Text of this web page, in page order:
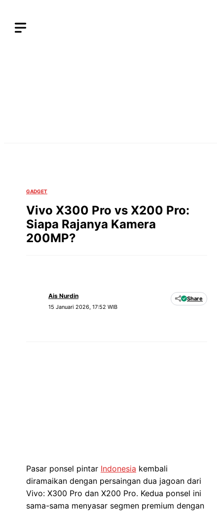
GADGET
Vivo X300 Pro vs X200 Pro:
Siapa Rajanya Kamera
200MP?
Ais Nurdin
15 Januari 2026, 17:52 WIB
Share
Pasar ponsel pintar Indonesia kembali
diramaikan dengan persaingan dua jagoan dari
Vivo: X300 Pro dan X200 Pro. Kedua ponsel ini
sama-sama menyasar segmen premium dengan